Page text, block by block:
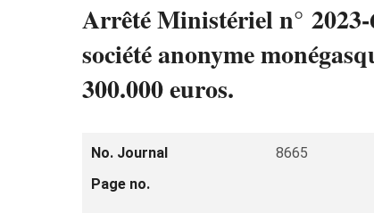
Arrêté Ministériel n°
société anonyme
300.000 euros.
No. Journal 8665
Page no.